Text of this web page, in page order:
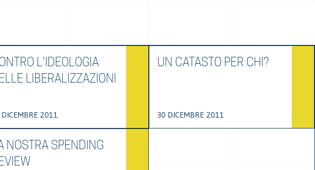
L'IDEOLOGIA
LIBERALIZZAZIONI
2011
UN CATASTO PER CHI?
30 DICEMBRE 2011
NOSTRA SPENDING